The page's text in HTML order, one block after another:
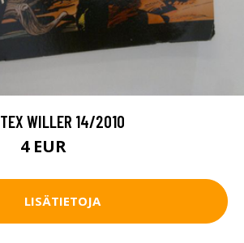
TEX WILLER 14/2010
4 EUR
LISÄTIETOJA